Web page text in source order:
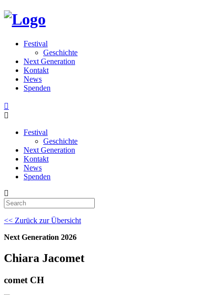
Festival
Geschichte
Next Generation
Kontakt
News
Spenden
Festival
Geschichte
Next Generation
Kontakt
News
Spenden
<< Zurück zur Übersicht
Next Generation 2026
Chiara Jacomet
comet CH